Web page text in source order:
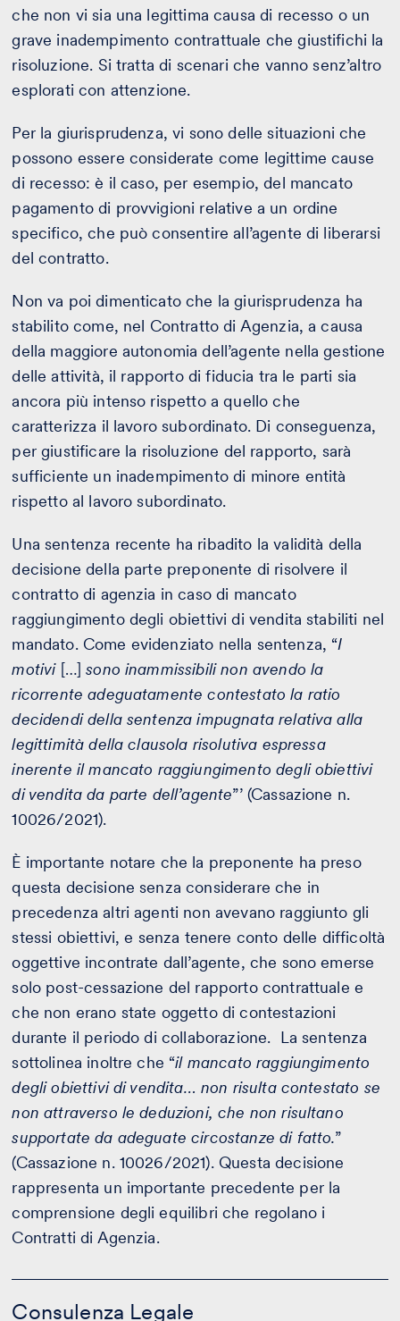
che non vi sia una legittima causa di recesso o un
grave inadempimento contrattuale che giustifichi la
risoluzione. Si tratta di scenari che vanno senz’altro
esplorati con attenzione.
Per la giurisprudenza, vi sono delle situazioni che
possono essere considerate come legittime cause
di recesso: è il caso, per esempio, del mancato
pagamento di provvigioni relative a un ordine
specifico, che può consentire all’agente di liberarsi
del contratto.
Non va poi dimenticato che la giurisprudenza ha
stabilito come, nel Contratto di Agenzia, a causa
della maggiore autonomia dell’agente nella gestione
delle attività, il rapporto di fiducia tra le parti sia
ancora più intenso rispetto a quello che
caratterizza il lavoro subordinato. Di conseguenza,
per giustificare la risoluzione del rapporto, sarà
sufficiente un inadempimento di minore entità
rispetto al lavoro subordinato.
Una sentenza recente ha ribadito la validità della
decisione della parte preponente di risolvere il
contratto di agenzia in caso di mancato
raggiungimento degli obiettivi di vendita stabiliti nel
mandato. Come evidenziato nella sentenza, “I
motivi[…]sono inammissibili non avendo la
ricorrente adeguatamente contestato la ratio
decidendi della sentenza impugnata relativa alla
legittimità della clausola risolutiva espressa
inerente il mancato raggiungimento degli obiettivi
di vendita da parte dell’agente”’ (Cassazione n.
10026/2021).
È importante notare che la preponente ha preso
questa decisione senza considerare che in
precedenza altri agenti non avevano raggiunto gli
stessi obiettivi, e senza tenere conto delle difficoltà
oggettive incontrate dall’agente, che sono emerse
solo post-cessazione del rapporto contrattuale e
che non erano state oggetto di contestazioni
durante il periodo di collaborazione. La sentenza
sottolinea inoltre che “il mancato raggiungimento
degli obiettivi di vendita… non risulta contestato se
non attraverso le deduzioni, che non risultano
supportate da adeguate circostanze di fatto.”
(Cassazione n. 10026/2021). Questa decisione
rappresenta un importante precedente per la
comprensione degli equilibri che regolano i
Contratti di Agenzia.
Consulenza Legale
Legale